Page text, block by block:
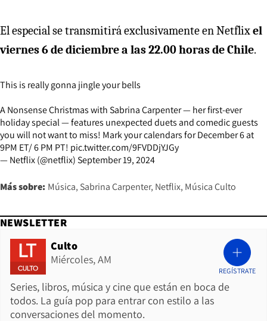
El especial se transmitirá exclusivamente en Netflixel
viernes 6 de diciembre a las 22.00 horas de Chile.
This is really gonna jingle your bells
A Nonsense Christmas with Sabrina Carpenter — her first-ever
holiday special — features unexpected duets and comedic guests
you will not want to miss! Mark your calendars for December 6 at
9PM ET/ 6 PM PT! pic.twitter.com/9FVDDjYJGy
— Netflix (@netflix)September 19, 2024
Más sobre: Música Sabrina Carpenter Netflix Música Culto
NEWSLETTER
Culto
Miércoles, AM
Series, libros, música y cine que están en boca de
todos. La guía pop para entrar con estilo a las
conversaciones del momento.
REGÍSTRATE